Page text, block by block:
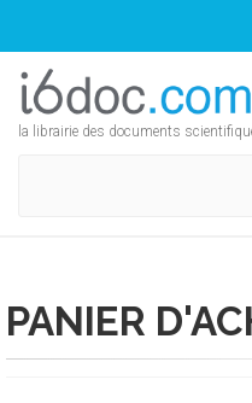
la librairie des documents
PANIER